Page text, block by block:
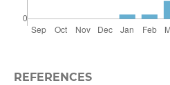
REFERENCES